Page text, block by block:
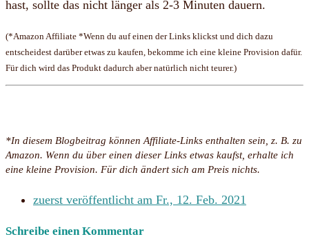
hast, sollte das nicht länger als 2-3 Minuten dauern.
(*Amazon Affiliate *Wenn du auf einen der Links klickst und dich dazu
entscheidest darüber etwas zu kaufen, bekomme ich eine kleine Provision dafür.
Für dich wird das Produkt dadurch aber natürlich nicht teurer.)
*In diesem Blogbeitrag können Affiliate-Links enthalten sein, z. B. zu
Amazon. Wenn du über einen dieser Links etwas kaufst, erhalte ich
eine kleine Provision. Für dich ändert sich am Preis nichts.
zuerst veröffentlicht am Fr., 12. Feb. 2021
Schreibe einen Kommentar